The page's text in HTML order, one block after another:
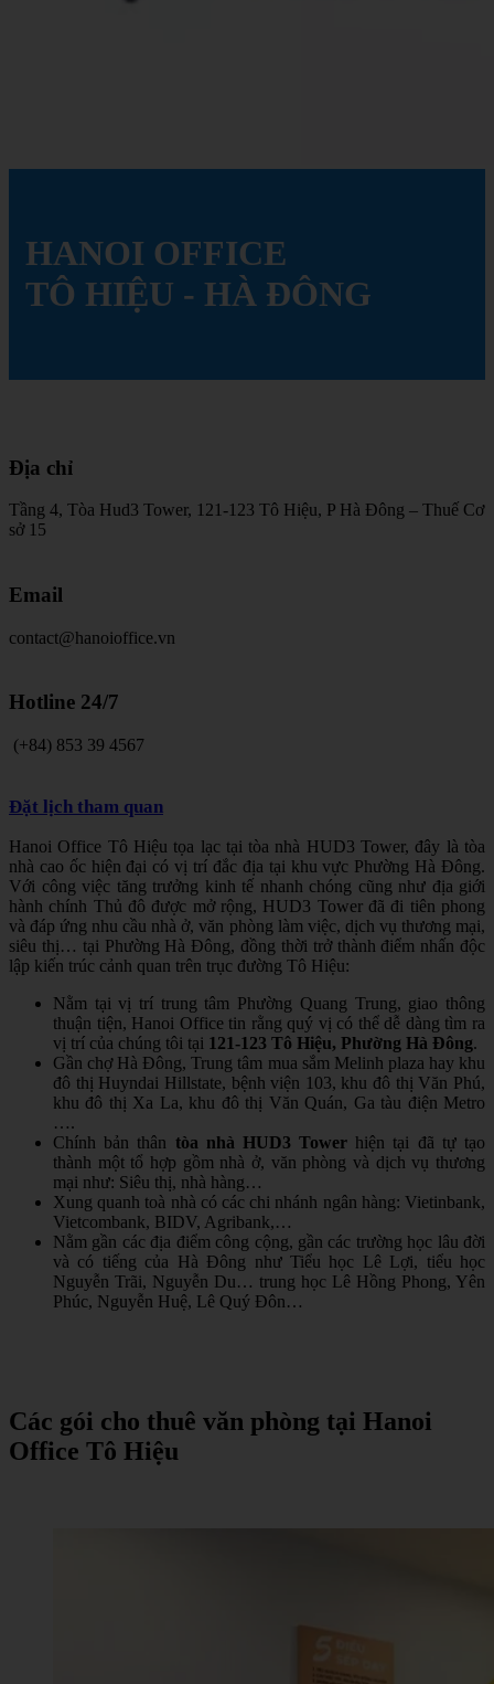
HANOI OFFICE
TÔ HIỆU - HÀ ĐÔNG
Địa chỉ
Tầng 4, Tòa Hud3 Tower, 121-123 Tô Hiệu, P Hà Đông – Thuế Cơ
sở 15
Email
contact@hanoioffice.vn
Hotline 24/7
(+84) 853 39 4567
Đặt lịch tham quan
Hanoi Office Tô Hiệu tọa lạc tại tòa nhà HUD3 Tower, đây là tòa
nhà cao ốc hiện đại có vị trí đắc địa tại khu vực Phường Hà Đông.
Với công việc tăng trưởng kinh tế nhanh chóng cũng như địa giới
hành chính Thủ đô được mở rộng, HUD3 Tower đã đi tiên phong
và đáp ứng nhu cầu nhà ở, văn phòng làm việc, dịch vụ thương mại,
siêu thị… tại Phường Hà Đông, đồng thời trở thành điểm nhấn độc
lập kiến trúc cảnh quan trên trục đường Tô Hiệu:
Nằm tại vị trí trung tâm Phường Quang Trung, giao thông
thuận tiện, Hanoi Office tin rằng quý vị có thể dễ dàng tìm ra
vị trí của chúng tôi tại 121-123 Tô Hiệu, Phường Hà Đông.
Gần chợ Hà Đông, Trung tâm mua sắm Melinh plaza hay khu
đô thị Huyndai Hillstate, bệnh viện 103, khu đô thị Văn Phú,
khu đô thị Xa La, khu đô thị Văn Quán, Ga tàu điện Metro
….
Chính bản thân tòa nhà HUD3 Tower hiện tại đã tự tạo
thành một tổ hợp gồm nhà ở, văn phòng và dịch vụ thương
mại như: Siêu thị, nhà hàng…
Xung quanh toà nhà có các chi nhánh ngân hàng: Vietinbank,
Vietcombank, BIDV, Agribank,…
Nằm gần các địa điểm công cộng, gần các trường học lâu đời
và có tiếng của Hà Đông như Tiểu học Lê Lợi, tiểu học
Nguyễn Trãi, Nguyễn Du… trung học Lê Hồng Phong, Yên
Phúc, Nguyễn Huệ, Lê Quý Đôn…
Các gói cho thuê văn phòng tại Hanoi
Office Tô Hiệu